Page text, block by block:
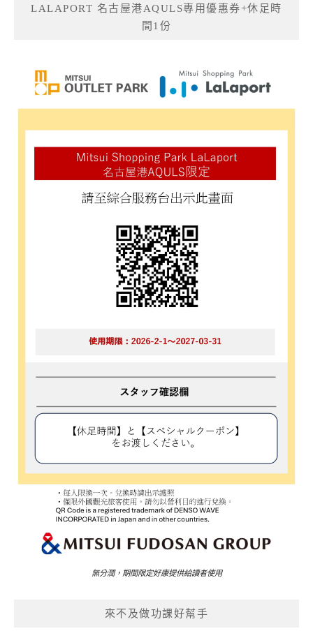
LALAPORT 名古屋港AQULS專用優惠券+休足時
間1份
無分潤，期間限定好康提供給讀者使用
來不及做功課好幫手